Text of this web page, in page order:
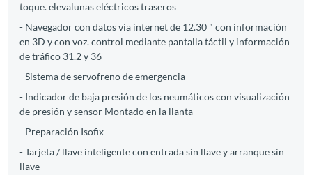
toque. elevalunas eléctricos traseros
- Navegador con datos vía internet de 12.30 " con información
en 3D y con voz. control mediante pantalla táctil y información
de tráfico 31.2 y 36
- Sistema de servofreno de emergencia
- Indicador de baja presión de los neumáticos con visualización
de presión y sensor Montado en la llanta
- Preparación Isofix
- Tarjeta / llave inteligente con entrada sin llave y arranque sin
llave